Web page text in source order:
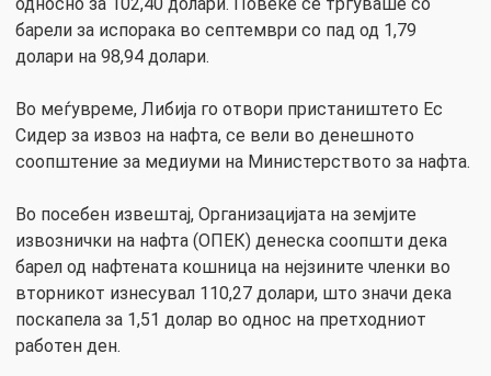
барели за испорака во септември со пад од 1,79
долари на 98,94 долари.
Во меѓувреме, Либија го отвори пристаништето Ес
Сидер за извоз на нафта, се вели во денешното
соопштение за медиуми на Министерството за нафта.
Во посебен извештај, Организацијата на земјите
извознички на нафта (ОПЕК) денеска соопшти дека
барел од нафтената кошница на нејзините членки во
вторникот изнесувал 110,27 долари, што значи дека
поскапела за 1,51 долар во однос на претходниот
работен ден.